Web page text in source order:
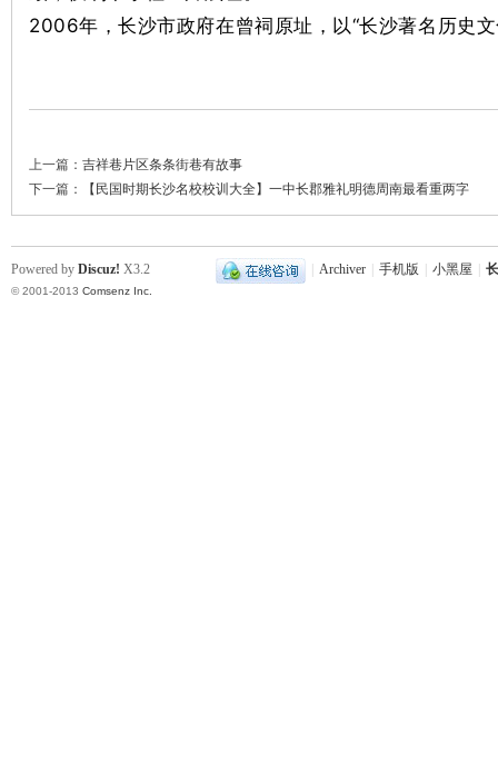
2006年，长沙市政府在曾祠原址，以“长沙著名历史
上一篇： 吉祥巷片区条条街巷有故事
下一篇：
【民国时期长沙名校校训大全】一中长郡雅礼明德周南最看重两字
Archiver 手机版 小黑屋
Powered by Discuz! X3.2
© 2001-2013 Comsenz Inc.